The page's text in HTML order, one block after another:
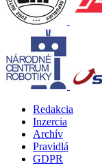
Redakcia
Inzercia
Archív
Pravidlá
GDPR